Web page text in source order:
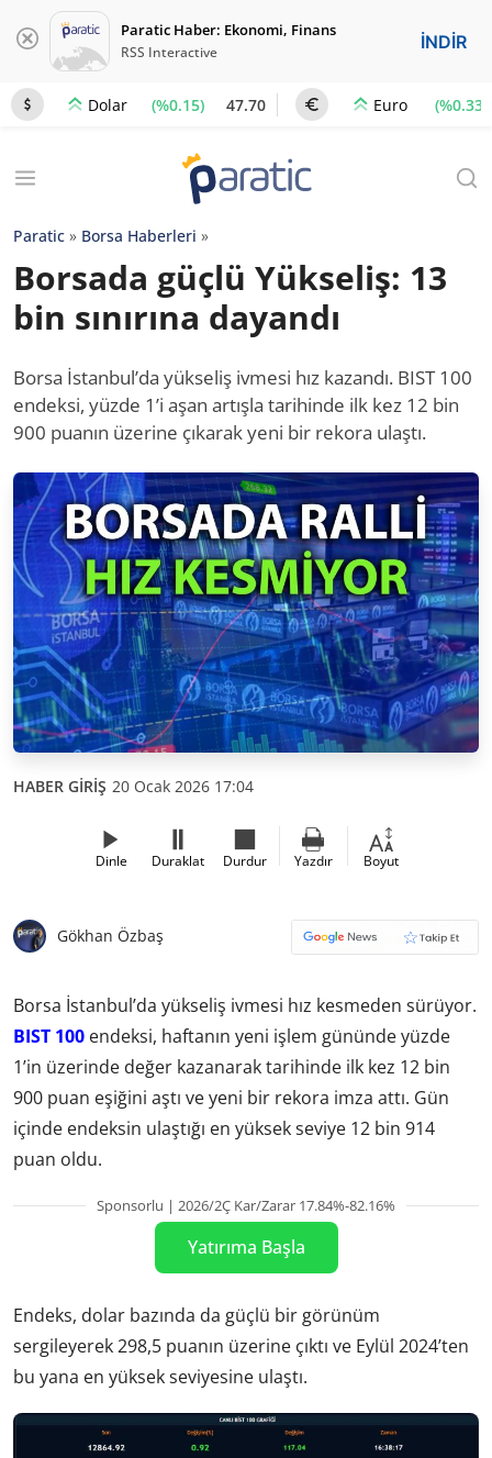
Paratic Haber: Ekonomi, Finans
RSS Interactive İNDİR
Dolar (%0.15) 47.70 Euro (%0.33)
Paratic » Borsa Haberleri »
Borsada güçlü Yükseliş: 13
bin sınırına dayandı
Borsa İstanbul’da yükseliş ivmesi hız kazandı. BIST 100
endeksi, yüzde 1’i aşan artışla tarihinde ilk kez 12 bin
900 puanın üzerine çıkarak yeni bir rekora ulaştı.
HABER GİRİŞ 20 Ocak 2026 17:04
Dinle Duraklat Durdur Yazdır Boyut
Gökhan Özbaş
Borsa İstanbul’da yükseliş ivmesi hız kesmeden sürüyor.
BIST 100 endeksi, haftanın yeni işlem gününde yüzde
1’in üzerinde değer kazanarak tarihinde ilk kez 12 bin
900 puan eşiğini aştı ve yeni bir rekora imza attı. Gün
içinde endeksin ulaştığı en yüksek seviye 12 bin 914
puan oldu.
Sponsorlu | 2026/2Ç Kar/Zarar 17.84%-82.16%
Yatırıma Başla
Endeks, dolar bazında da güçlü bir görünüm
sergileyerek 298,5 puanın üzerine çıktı ve Eylül 2024’ten
bu yana en yüksek seviyesine ulaştı.